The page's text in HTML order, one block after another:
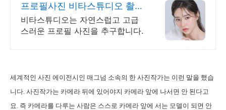
프로필사진 비타스튜디오 촬영
당일 1:1 사진수정
비타스튜디오는 자연스럽고 고급
스러운 프로필 사진을 추구합니다.
세계적인 사진 에이전시인 매그넘 소속의 한 사진작가는 이런 말을 했습
니다. 사진작가는 카메라 뒤에 있어야지 카메라 앞에 나서면 안 된다고
요. 즉 카메라를 다루는 사람은 스스로 카메라 앞에 서는 모델이 되면 안